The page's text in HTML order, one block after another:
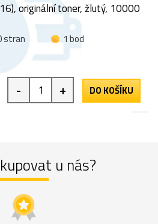
originální toner, žlutý, 10000
stran
1 bod
- + DO KOŠÍKU
u nás?